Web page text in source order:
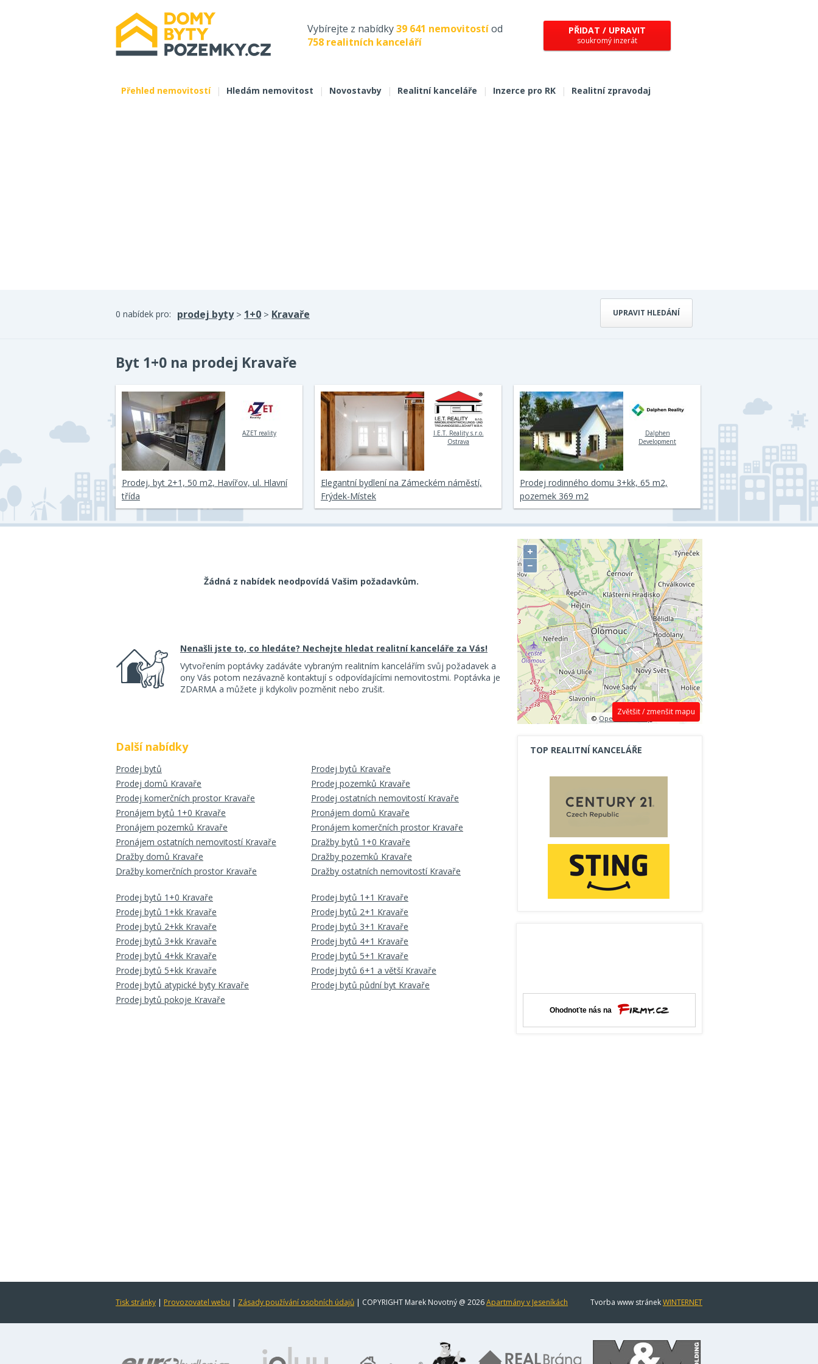
Vybírejte z nabídky39 641 nemovitostíod
758 realitních kanceláří
PŘIDAT / UPRAVIT
soukromý inzerát
Přehled nemovitostí | Hledám nemovitost | Novostavby | Realitní kanceláře | Inzerce pro RK | Realitní zpravodaj
UPRAVIT HLEDÁNÍ
0 nabídek pro: prodej byty> 1+0 > Kravaře
Byt 1+0 na prodej Kravaře
AZET reality
Prodej, byt 2+1, 50 m2, Havířov, ul. Hlavní
třída
I.E.T. Reality s.r.o.
Ostrava
Elegantní bydlení na Zámeckém náměstí,
Frýdek-Místek
Dalphen
Development
Prodej rodinného domu 3+kk, 65 m2,
pozemek 369 m2
Žádná z nabídek neodpovídá Vašim požadavkům.
Nenašli jste to, co hledáte? Nechejte hledat realitní kanceláře za Vás!
Vytvořením poptávky zadáváte vybraným realitním kancelářím svůj požadavek a
ony Vás potom nezávazně kontaktují s odpovídajícími nemovitostmi. Poptávka je
ZDARMA a můžete ji kdykoliv pozměnit nebo zrušit.
Další nabídky
Prodej bytů
Prodej bytů Kravaře
Prodej domů Kravaře
Prodej pozemků Kravaře
Prodej komerčních prostor Kravaře
Prodej ostatních nemovitostí Kravaře
Pronájem bytů 1+0 Kravaře
Pronájem domů Kravaře
Pronájem pozemků Kravaře
Pronájem komerčních prostor Kravaře
Pronájem ostatních nemovitostí Kravaře
Dražby bytů 1+0 Kravaře
Dražby domů Kravaře
Dražby pozemků Kravaře
Dražby komerčních prostor Kravaře
Dražby ostatních nemovitostí Kravaře
Prodej bytů 1+0 Kravaře
Prodej bytů 1+1 Kravaře
Prodej bytů 1+kk Kravaře
Prodej bytů 2+1 Kravaře
Prodej bytů 2+kk Kravaře
Prodej bytů 3+1 Kravaře
Prodej bytů 3+kk Kravaře
Prodej bytů 4+1 Kravaře
Prodej bytů 4+kk Kravaře
Prodej bytů 5+1 Kravaře
Prodej bytů 5+kk Kravaře
Prodej bytů 6+1 a větší Kravaře
Prodej bytů atypické byty Kravaře
Prodej bytů půdní byt Kravaře
Prodej bytů pokoje Kravaře
Zvětšit / zmenšit mapu
+
−
©OpenStreetMap contributors.
TOP REALITNÍ KANCELÁŘE
Tisk stránky | Provozovatel webu | Zásady používání osobních údajů | COPYRIGHT Marek Novotný @ 2026Apartmány v Jeseníkách Tvorba www stránekWINTERNET